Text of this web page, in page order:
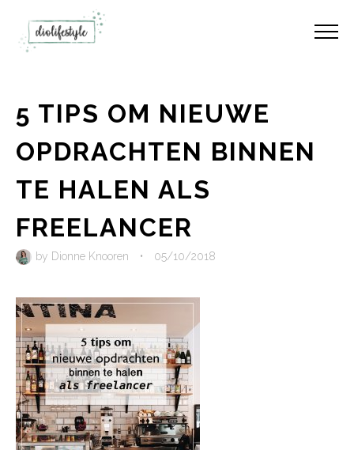
5 TIPS OM NIEUWE
OPDRACHTEN BINNEN
TE HALEN ALS
FREELANCER
by Dionne Knooren • 05/10/2018